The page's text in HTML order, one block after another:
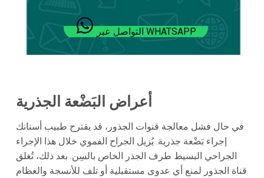
التواصل عبر WHATSAPP
أعراض البَضْعة الجذرية
في حال فشل معالجة قنوات الجذور، قد يقترح طبيب أسنانك
إجراء بَضْعة جذرية. يُزيل الجراح الفموي خلال هذا الإجراء
الجراحي البسيط طرف الجذر الخاص بالسِن. بعد ذلك، تُغلق
قناة الجذور لمنع أي عدوى مستقبلية أو تلف للأنسجة والعظام